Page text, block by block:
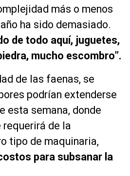
más o menos
ha sido demasiado.
de todo aquí, juguetes,
mucho escombro”.
de las faenas, se
podrían extenderse
esta semana, donde
de la
tipo de maquinaria,
para subsanar la